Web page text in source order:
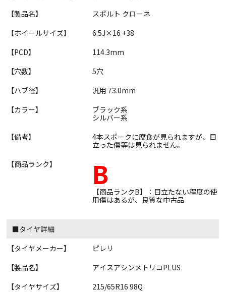
【製品名】
スポルト クローネ
【ホイールサイズ】
6.5J×16 +38
【PCD】
114.3mm
【穴数】
5穴
【ハブ径】
汎用 73.0mm
【カラー】
ブラック系
シルバー系
【備考】
4本スポークに腐食が見られますが、目
立った傷等は見られません。
【商品ランク】
B
【商品ランクB】：目立たない程度の使
用傷はあるが、良質な中古品
■タイヤ詳細
【タイヤメーカー】
ピレリ
【製品名】
アイスアシンメトリコPLUS
【タイヤサイズ】
215/65R16 98Q